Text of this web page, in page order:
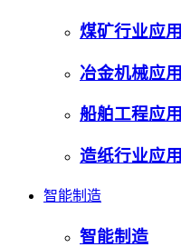
煤矿行业应用
冶金机械应用
船舶工程应用
造纸行业应用
智能制造
智能制造